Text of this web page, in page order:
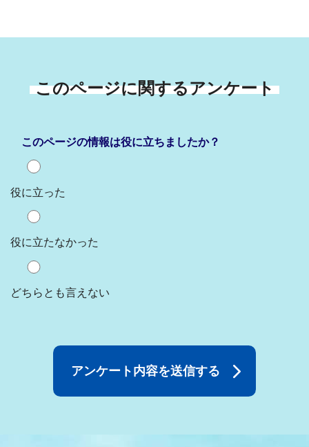
このページに関するアンケート
このページの情報は役に立ちましたか？
役に立った
役に立たなかった
どちらとも言えない